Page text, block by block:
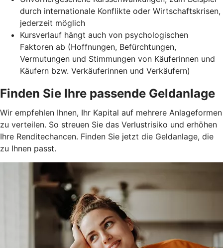
durch internationale Konflikte oder Wirtschaftskrisen,
jederzeit möglich
Kursverlauf hängt auch von psychologischen
Faktoren ab (Hoffnungen, Befürchtungen,
Vermutungen und Stimmungen von Käuferinnen und
Käufern bzw. Verkäuferinnen und Verkäufern)
Finden Sie Ihre passende Geldanlage
Wir empfehlen Ihnen, Ihr Kapital auf mehrere Anlageformen
zu verteilen. So streuen Sie das Verlustrisiko und erhöhen
Ihre Renditechancen. Finden Sie jetzt die Geldanlage, die
zu Ihnen passt.